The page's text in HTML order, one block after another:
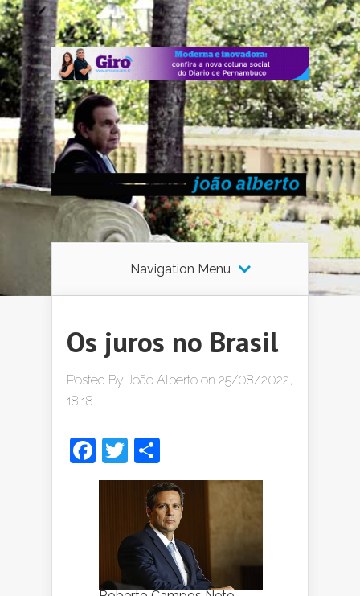
Navigation Menu
Os juros no Brasil
Posted By João Alberto on 25/08/2022,
18:18
Facebook
Twitter